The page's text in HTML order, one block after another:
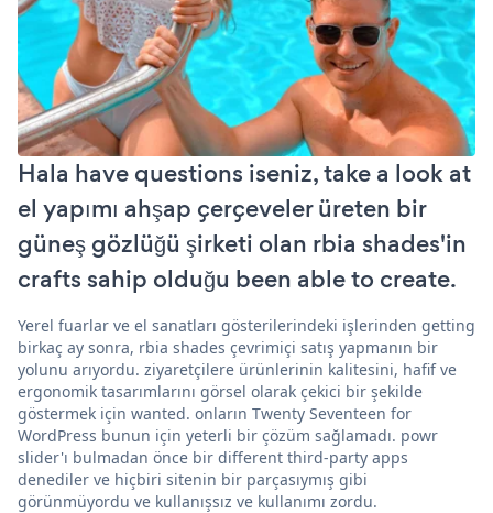
Hala have questions iseniz, take a look at
el yapımı ahşap çerçeveler üreten bir
güneş gözlüğü şirketi olan rbia shades'in
crafts sahip olduğu been able to create.
Yerel fuarlar ve el sanatları gösterilerindeki işlerinden getting
birkaç ay sonra, rbia shades çevrimiçi satış yapmanın bir
yolunu arıyordu. ziyaretçilere ürünlerinin kalitesini, hafif ve
ergonomik tasarımlarını görsel olarak çekici bir şekilde
göstermek için wanted. onların Twenty Seventeen for
WordPress bunun için yeterli bir çözüm sağlamadı. powr
slider'ı bulmadan önce bir different third-party apps
denediler ve hiçbiri sitenin bir parçasıymış gibi
görünmüyordu ve kullanışsız ve kullanımı zordu.